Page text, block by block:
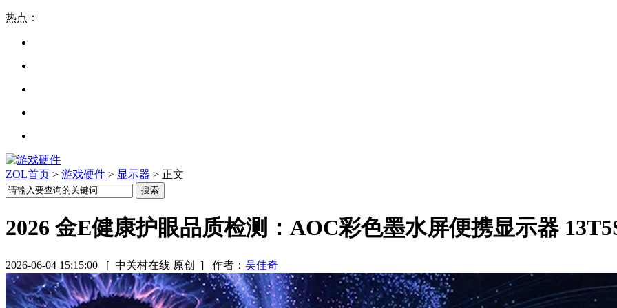
热点：
ZOL首页 > 游戏硬件 > 显示器 > 正文
2026 金E健康护眼品质检测：AOC彩色墨水屏便携显示器
2026-06-04 15:15:00 [ 中关村在线 原创 ] 作者： 吴佳奇